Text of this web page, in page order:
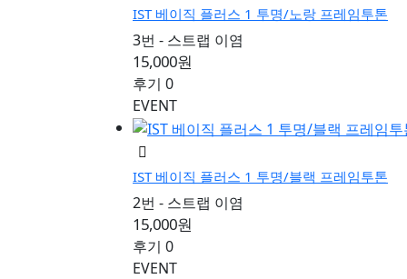
IST 베이직 플러스 1 투명/노랑 프레임투톤
3번 - 스트랩 이염
15,000원
후기 0
EVENT
IST 베이직 플러스 1 투명/블랙 프레임투톤
2번 - 스트랩 이염
15,000원
후기 0
EVENT